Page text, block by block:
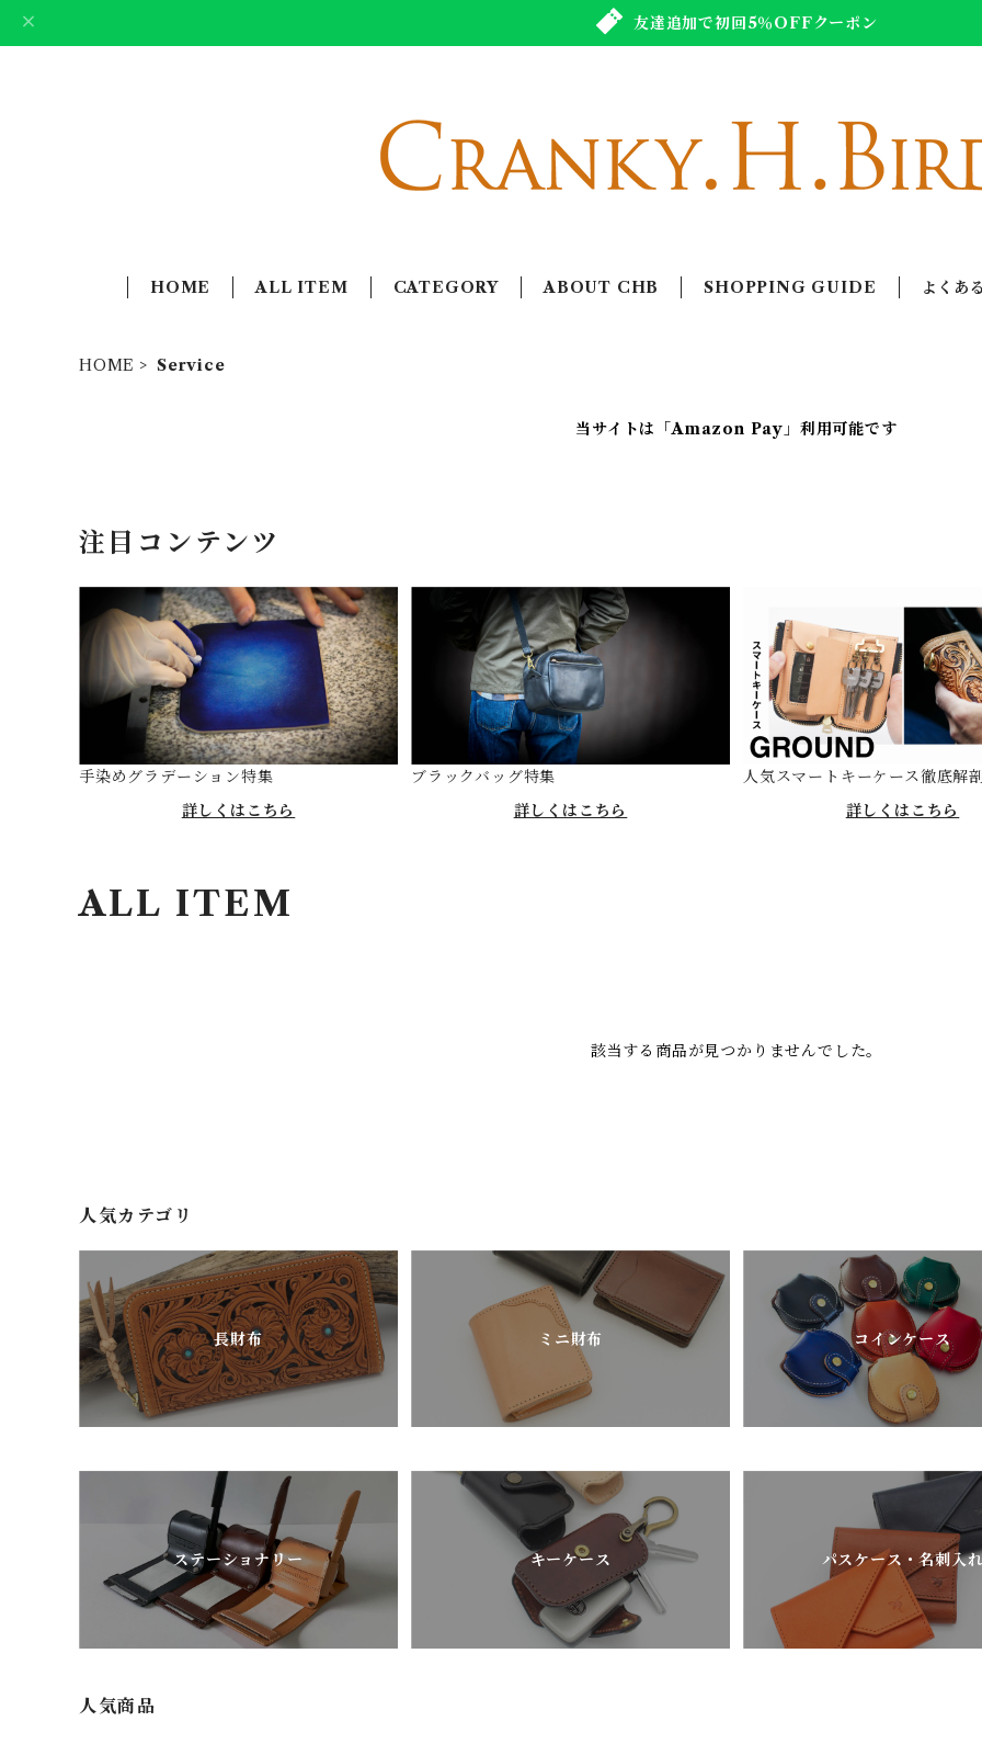
友達追加で初回5％OFFクーポン
HOME ALL ITEM CATEGORY ABOUT CHB SHOPPING GUIDE よくあ
HOME Service
当サイトは「Amazon Pay」利用可能です
注目コンテンツ
手染めグラデーション特集
詳しくはこちら
ブラックバッグ特集
詳しくはこちら
人気スマートキーケース徹底解剖
詳しくはこちら
ALL ITEM
該当する商品が見つかりませんでした。
人気カテゴリ
長財布 ミニ財布 コインケース
ステーショナリー キーケース パスケース・名刺入
人気商品